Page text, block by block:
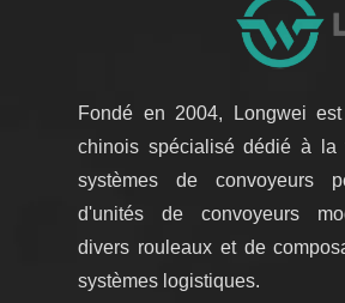
Fondé en 2004, Longwei
chinois spécialisé dédié à la
systèmes de convoyeurs
d'unités de convoyeurs
divers rouleaux et de
systèmes logistiques.